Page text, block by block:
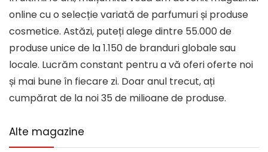
online cu o selecție variată de parfumuri și produse
cosmetice. Astăzi, puteți alege dintre 55.000 de
produse unice de la 1.150 de branduri globale sau
locale. Lucrăm constant pentru a vă oferi oferte noi
și mai bune în fiecare zi. Doar anul trecut, ați
cumpărat de la noi 35 de milioane de produse.
Alte magazine